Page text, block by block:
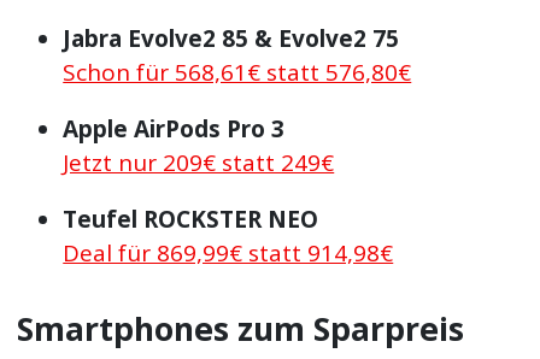
Jabra Evolve2 85 & Evolve2 75
Schon für 568,61€ statt 576,80€
Apple AirPods Pro 3
Jetzt nur 209€ statt 249€
Teufel ROCKSTER NEO
Deal für 869,99€ statt 914,98€
Smartphones zum Sparpreis